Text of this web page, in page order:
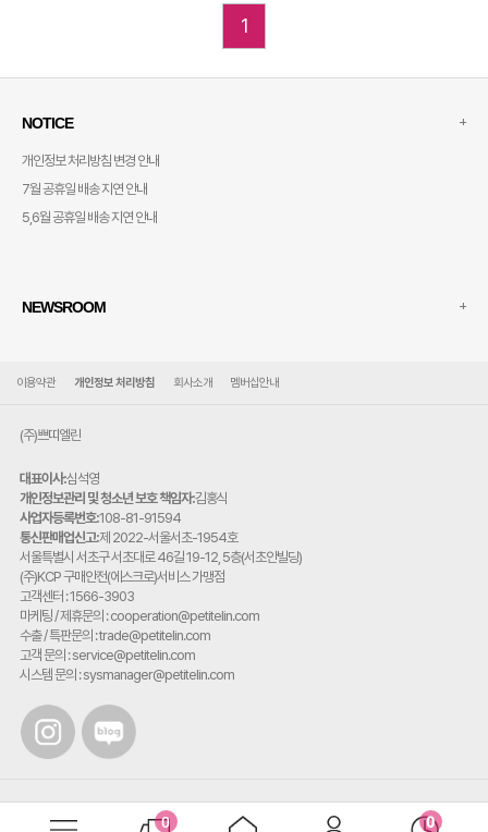
1
NOTICE
개인정보 처리방침 변경 안내
7월 공휴일 배송 지연 안내
5,6월 공휴일 배송 지연 안내
+
NEWSROOM +
이용약관 개인정보 처리방침 회사소개 멤버십안내
(주)쁘띠엘린
대표이사:심석영
개인정보관리 및 청소년 보호 책임자:김홍식
사업자등록번호:108-81-91594
통신판매업신고:제 2022-서울서초-1954호
주
소:
서울특별시 서초구 서초대로 46길 19-12, 5층(서초안빌딩)
(주)KCP 구매안전(에스크로)서비스 가맹점
고객센터 : 1566-3903
마케팅 / 제휴문의 : cooperation@petitelin.com
수출 / 특판문의 : trade@petitelin.com
고객 문의 : service@petitelin.com
시스템 문의 : sysmanager@petitelin.com